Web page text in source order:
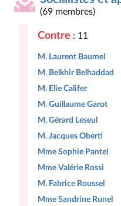
(69 membres)
Contre : 11
M. Laurent Baumel
M. Belkhir Belhaddad
M. Elie Califer
M. Guillaume Garot
M. Gérard Leseul
M. Jacques Oberti
Mme Sophie Pantel
Mme Valérie Rossi
M. Fabrice Roussel
Mme Sandrine Runel